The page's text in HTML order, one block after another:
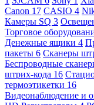
Canon 17 CASIO 4
Камеры SQ 3
Торговое
Денежные ящики 4
пакеты 6 Сканеры
Беспроводные
штрих-кода 16
термоэтикетки 16
Видеонаблюдение и